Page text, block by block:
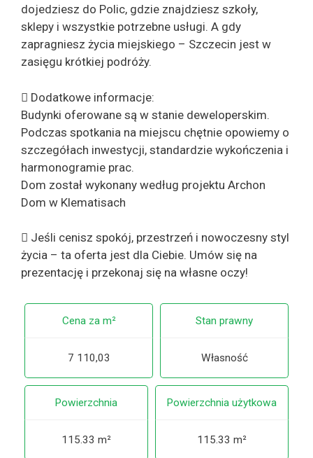
dojedziesz do Polic, gdzie znajdziesz szkoły,
sklepy i wszystkie potrzebne usługi. A gdy
zapragniesz życia miejskiego – Szczecin jest w
zasięgu krótkiej podróży.
 Dodatkowe informacje:
Budynki oferowane są w stanie deweloperskim.
Podczas spotkania na miejscu chętnie opowiemy o
szczegółach inwestycji, standardzie wykończenia i
harmonogramie prac.
Dom został wykonany według projektu Archon
Dom w Klematisach
 Jeśli cenisz spokój, przestrzeń i nowoczesny styl
życia – ta oferta jest dla Ciebie. Umów się na
prezentację i przekonaj się na własne oczy!
Cena za m²
7 110,03
Stan prawny
Własność
Powierzchnia
115.33 m²
Powierzchnia użytkowa
115.33 m²